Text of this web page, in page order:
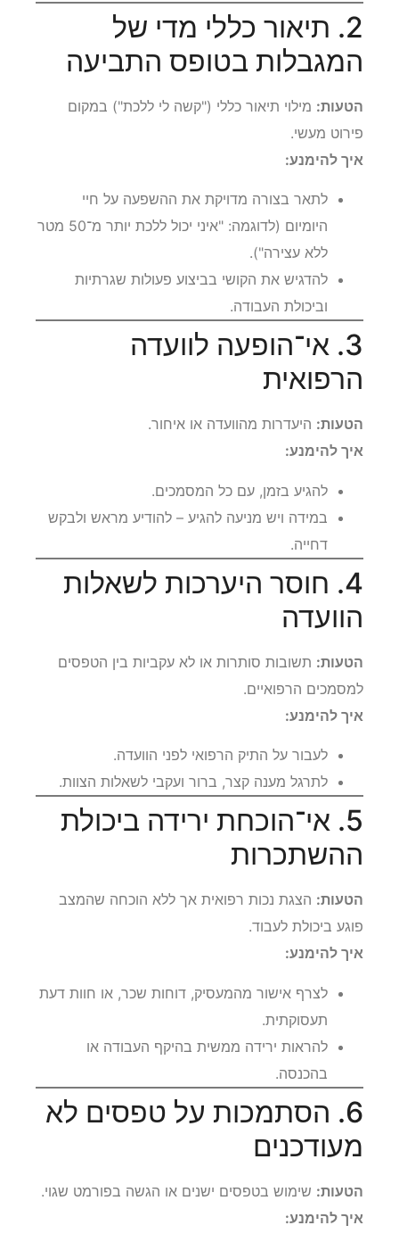
2. תיאור כללי מדי של
המגבלות בטופס התביעה
הטעות: מילוי תיאור כללי ("קשה לי ללכת") במקום
פירוט מעשי.
איך להימנע:
לתאר בצורה מדויקת את ההשפעה על חיי
היומיום (לדוגמה: "איני יכול ללכת יותר מ־50 מטר
ללא עצירה").
להדגיש את הקושי בביצוע פעולות שגרתיות
וביכולת העבודה.
3. אי־הופעה לוועדה
הרפואית
הטעות: היעדרות מהוועדה או איחור.
איך להימנע:
להגיע בזמן, עם כל המסמכים.
במידה ויש מניעה להגיע – להודיע מראש ולבקש
דחייה.
4. חוסר היערכות לשאלות
הוועדה
הטעות: תשובות סותרות או לא עקביות בין הטפסים
למסמכים הרפואיים.
איך להימנע:
לעבור על התיק הרפואי לפני הוועדה.
לתרגל מענה קצר, ברור ועקבי לשאלות הצוות.
5. אי־הוכחת ירידה ביכולת
ההשתכרות
הטעות: הצגת נכות רפואית אך ללא הוכחה שהמצב
פוגע ביכולת לעבוד.
איך להימנע:
לצרף אישור מהמעסיק, דוחות שכר, או חוות דעת
תעסוקתית.
להראות ירידה ממשית בהיקף העבודה או
בהכנסה.
6. הסתמכות על טפסים לא
מעודכנים
הטעות: שימוש בטפסים ישנים או הגשה בפורמט שגוי.
איך להימנע: